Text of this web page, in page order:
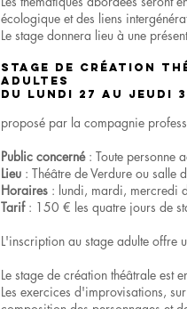
écologique et des liens
Le stage donnera lieu à une
STAGE DE CRÉATION
Adultes
du lundi 27 au jeudi
proposé par la compagnie
Public concerné: Toute personne
Lieu : Théâtre de Verdure ou salle
Horaires : lundi, mardi, mercredi
Tarif: 150 € les quatre jours de
L'inscription au stage adulte offre
Le stage de création théâtrale est
Les exercices d'improvisations,